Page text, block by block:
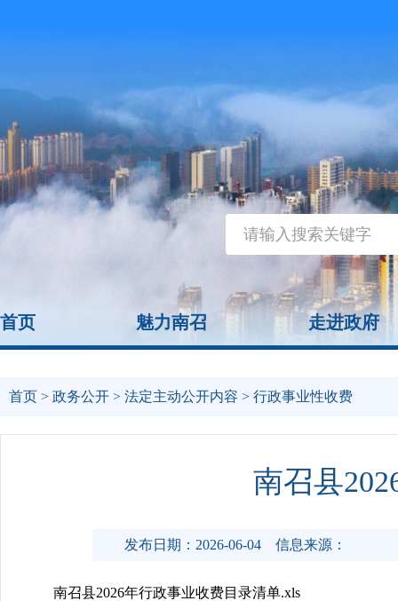
首页 魅力南召 走进政府
首页 > 政务公开 > 法定主动公开内容 > 行政事业性收费
南召县
发布日期：2026-06-04 信息来源：
南召县2026年行政事业收费目录清单.xls